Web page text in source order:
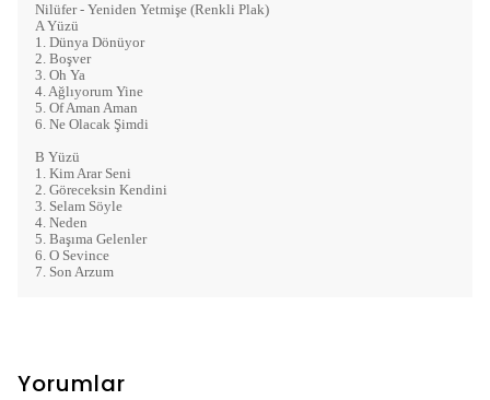
Nilüfer - Yeniden Yetmişe (Renkli Plak)
A Yüzü
1. Dünya Dönüyor
2. Boşver
3. Oh Ya
4. Ağlıyorum Yine
5. Of Aman Aman
6. Ne Olacak Şimdi
B Yüzü
1. Kim Arar Seni
2. Göreceksin Kendini
3. Selam Söyle
4. Neden
5. Başıma Gelenler
6. O Sevince
7. Son Arzum
Yorumlar